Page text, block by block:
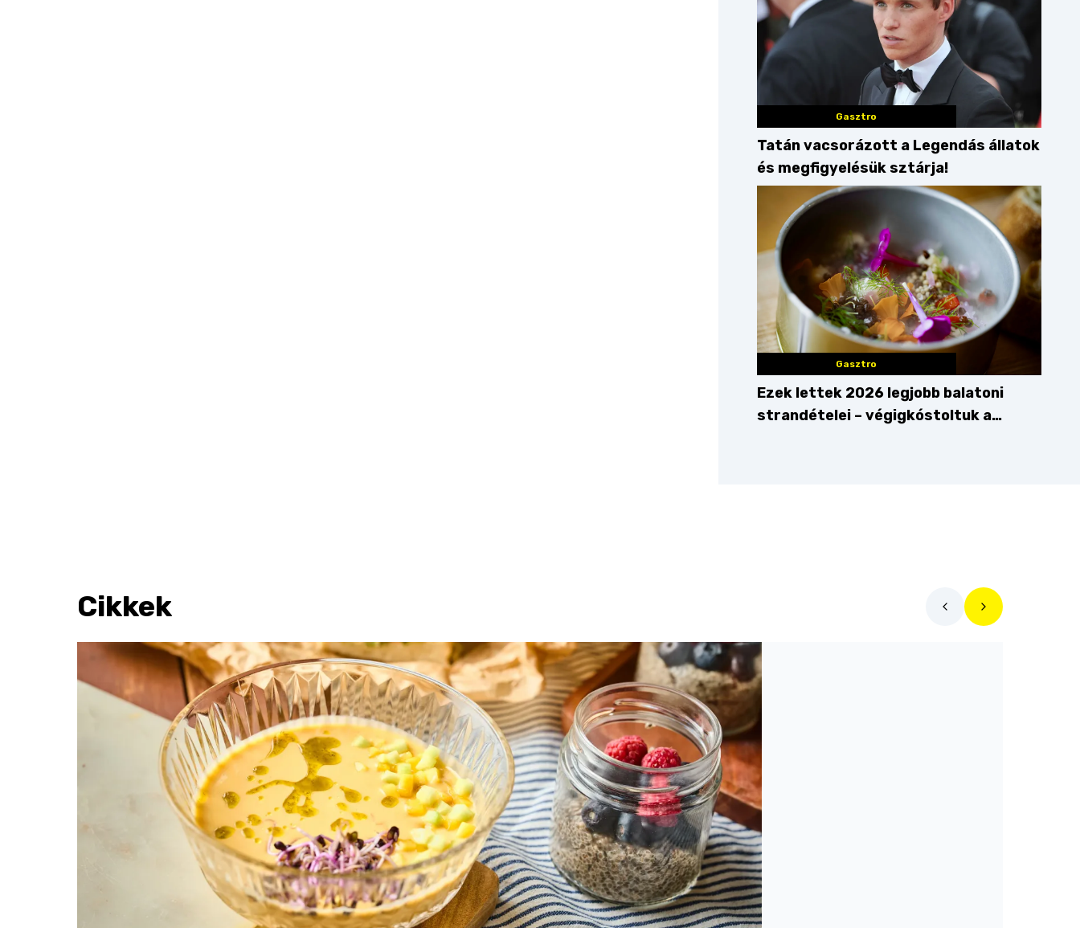
Gasztro
Tatán vacsorázott a Legendás állatok
és megfigyelésük sztárja!
Gasztro
Ezek lettek 2026 legjobb balatoni
strandételei – végigkóstoltuk a
Cikkek